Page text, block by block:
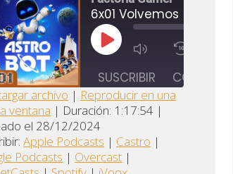
6x01 Volvemos
REPRODUCIR
SUSCRIBIR COMPARTIR
Apple
Podcasts
Castro
Overcast
PocketCasts
archivo | Reproducir en una
ventana | Duración: 1:17:54 |
el 28/12/2024
Apple Podcasts | Castro |
Podcasts | Overcast |